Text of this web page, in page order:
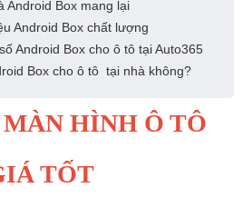
Android Box mang lại
Android Box chất lượng
Android Box cho ô tô tại Auto365
Box cho ô tô tại nhà không?
MÀN HÌNH Ô TÔ
TỐT